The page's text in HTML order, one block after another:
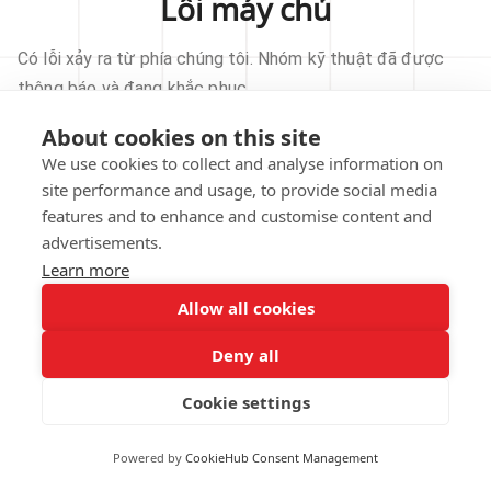
About cookies on this site
We use cookies to collect and analyse information on
site performance and usage, to provide social media
features and to enhance and customise content and
advertisements.
Learn more
Allow all cookies
Deny all
Cookie settings
Powered by CookieHub Consent Management
Lỗi máy chủ
Có lỗi xảy ra từ phía chúng tôi. Nhóm kỹ thuật đã được
thông báo và đang khắc phục.
THỬ LẠI
VỀ TRANG CHỦ
notified.